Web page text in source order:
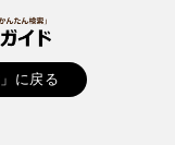
に戻る